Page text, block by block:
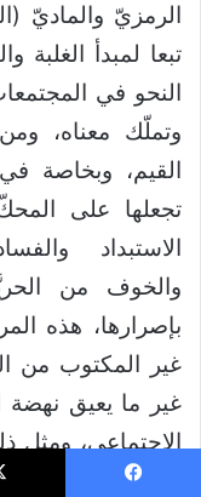
الرمزيّ والماديّ
تبعا لمبدأ
النحو في
وتملّك معناه،
القيم، وبخاصة
تجعلها على
الاستبداد
والخوف من
بإصرارها، هذه
غير المكتوب من
غير ما يعيق
الاجتماعي،
و استحكام مبدأ